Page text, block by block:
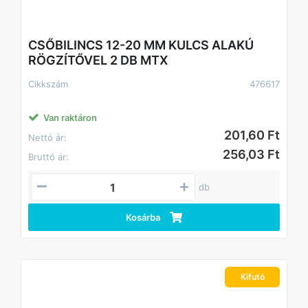
CSŐBILINCS 12-20 MM KULCS ALAKÚ
RÖGZÍTŐVEL 2 DB MTX
Cikkszám 476617
Van raktáron
Nettó ár:
201,60 Ft
Bruttó ár: 256,03 Ft
db
Kosárba
Kifutó